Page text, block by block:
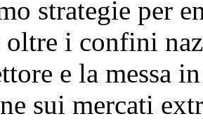
strategie per
oltre i confini
e la messa
sui mercati